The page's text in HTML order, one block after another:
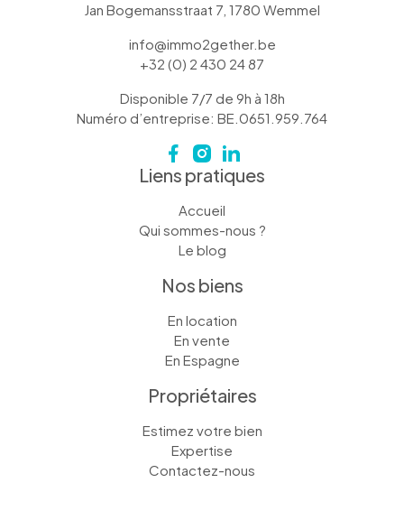
Jan Bogemansstraat 7, 1780 Wemmel
info@immo2gether.be
+32 (0) 2 430 24 87
Disponible 7/7 de 9h à 18h
Numéro d’entreprise: BE.0651.959.764
Liens pratiques
Accueil
Qui sommes-nous ?
Le blog
Nos biens
En location
En vente
En Espagne
Propriétaires
Estimez votre bien
Expertise
Contactez-nous